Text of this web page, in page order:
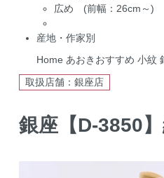
広め (前幅：26cm～)
産地・作家別
Home あおきおすすめ 小紋
取扱店舗：銀座店
銀座【D-3850